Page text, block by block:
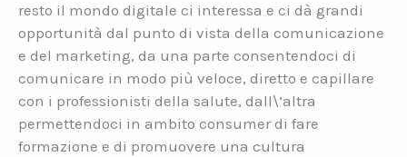
resto il mondo digitale ci interessa e ci dà grandi
opportunità dal punto di vista della comunicazione
e del marketing, da una parte consentendoci di
comunicare in modo più veloce, diretto e capillare
con i professionisti della salute, dall\’altra
permettendoci in ambito consumer di fare
formazione e di promuovere una cultura